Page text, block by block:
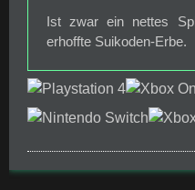
Ist zwar ein nettes
erhoffte Suikoden-Erbe.